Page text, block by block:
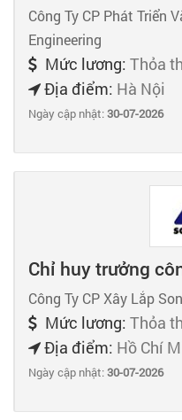
Công Ty CP Phát Triển
Engineering
Mức lương: Thỏa
Địa điểm: Hà Nội
Ngày cập nhật:30-07-2026
Chỉ huy trưởng
Công Ty CP Xây Lắp
Mức lương: Thỏa
Địa điểm: Hồ Chí
Ngày cập nhật:30-07-2026